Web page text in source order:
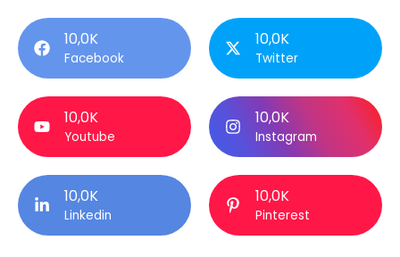
10,0K
Facebook
10,0K
Twitter
10,0K
Youtube
10,0K
Instagram
10,0K
Linkedin
10,0K
Pinterest